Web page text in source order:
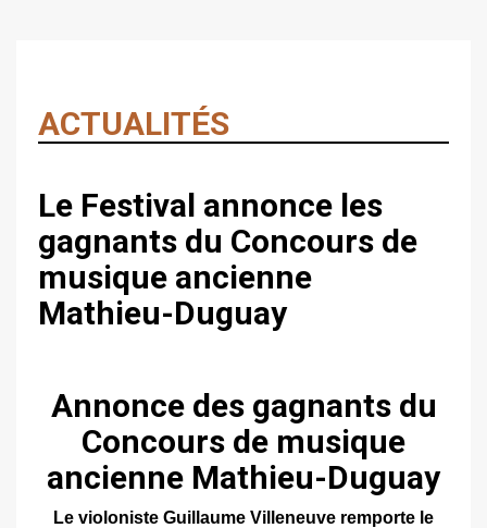
ACTUALITÉS
Le Festival annonce les
gagnants du Concours de
musique ancienne
Mathieu-Duguay
Annonce des gagnants du
Concours de musique
ancienne Mathieu-Duguay
Le violoniste Guillaume Villeneuve remporte le